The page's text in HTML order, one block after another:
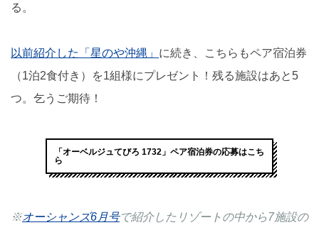
る。
以前紹介した「星のや沖縄」 に続き、こちらもペア宿泊券
（1泊2食付き）を1組様にプレゼント！残る施設はあと5
つ。乞うご期待！
「オーベルジュてびろ 1732」ペア宿泊券の応募はこち
ら
※オーシャンズ6月号で紹介したリゾートの中から7施設の